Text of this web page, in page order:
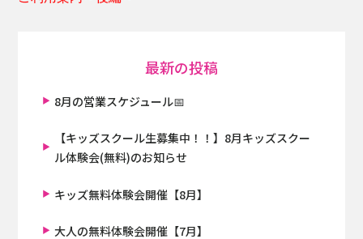
最新の投稿
8月の営業スケジュール📅
【キッズスクール生募集中！！】8月キッズスクー
ル体験会(無料)のお知らせ
キッズ無料体験会開催【8月】
大人の無料体験会開催【7月】